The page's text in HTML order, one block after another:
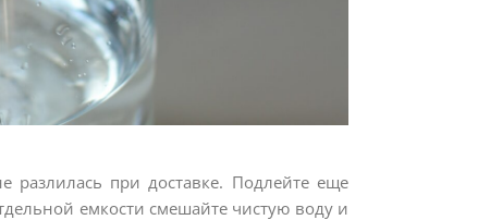
при доставке. Подлейте еще
емкости смешайте чистую воду и